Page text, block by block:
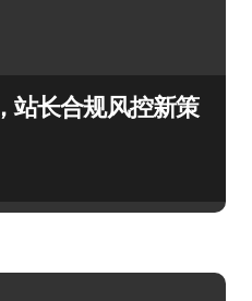
站长合规风控新策